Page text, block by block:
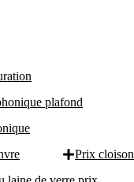
plafond
Prix cloison